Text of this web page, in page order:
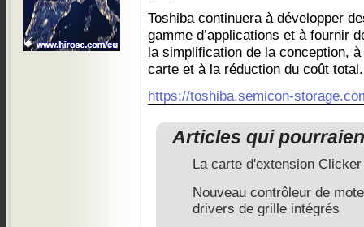
Toshiba continuera à développer
gamme d’applications et à fournir
la simplification de la conception,
carte et à la réduction du coût total.
https://toshiba.semicon-
Articles qui
La carte d'extension
Nouveau contrôleur de
drivers de grille intégrés